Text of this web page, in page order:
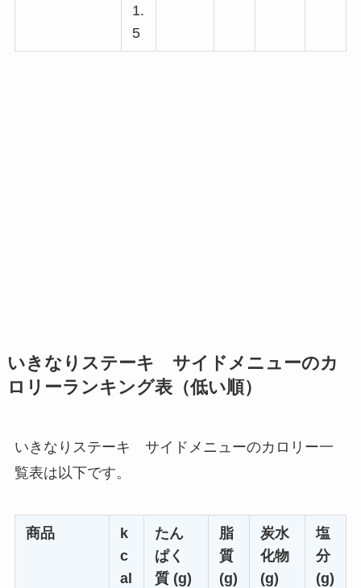
1.
5
いきなりステーキ サイドメニューのカ
ロリーランキング表（低い順）
いきなりステーキ サイドメニューのカロリー一
覧表は以下です。
商品
k
c
al
たん
ぱく
質 (g)
脂
質
(g)
炭水
化物
(g)
塩
分
(g)